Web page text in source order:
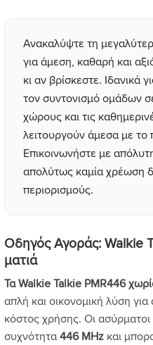
Ανακαλύψτε τη
για άμεση, καθαρή και
κι αν βρίσκεστε. Ιδανικά
τον συντονισμό ομάδων
χώρους και τις
λειτουργούν άμεσα με το
Επικοινωνήστε με
απολύτως καμία χρέωση
περιορισμούς.
Οδηγός Αγοράς: Walkie
ματιά
Τα Walkie Talkie PMR446
απλή και οικονομική λύση
κόστος χρήσης. Οι
συχνότητα 446 MHz και